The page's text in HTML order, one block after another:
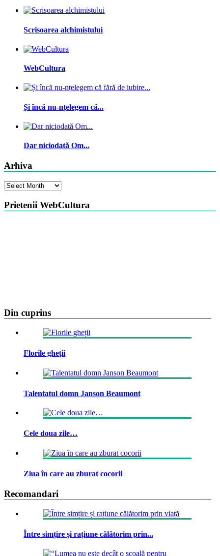
Scrisoarea alchimistului
WebCultura
Și încă nu-nțelegem că...
Dar niciodată Om...
Arhiva
Arhiva
Prietenii WebCultura
Din cuprins
Florile gheții
Talentatul domn Janson Beaumont
Cele doua zile…
Ziua în care au zburat cocorii
Recomandari
Între simțire și rațiune călătorim prin...